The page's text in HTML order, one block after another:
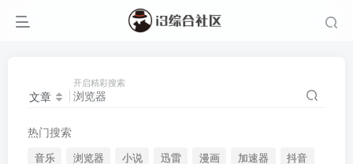
文章
开启精彩搜索
热门搜索
音乐 浏览器 小说 迅雷 漫画 加速器
抖音